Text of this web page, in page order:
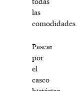
las
comodidades.
Pasear
por
el
casco